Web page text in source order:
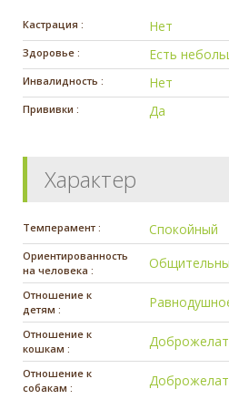
Кастрация : Нет
Здоровье : Есть
Инвалидность : Нет
Прививки : Да
Характер
Темперамент : Спокойный
Ориентированность
на человека :
Отношение к
детям :
Отношение к
кошкам :
Отношение к
собакам :